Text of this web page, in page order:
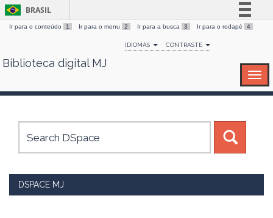
Skip
BRASIL
Simplifique!
Comunica BR
Canais
Ir para o conteúdo 1 Ir para o menu 2 Ir para a busca 3 Ir para o rodapé 4
IDIOMAS CONTRASTE
Biblioteca digital MJ
DSPACE MJ